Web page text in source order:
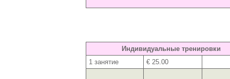
Индивидуальные тренировки
1 занятие
€ 25.00